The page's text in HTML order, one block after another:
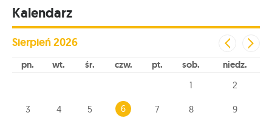
Kalendarz
Sierpień2026
pn wt śr czw pt sob niedz
1 2
3 4 5 6 7 8 9